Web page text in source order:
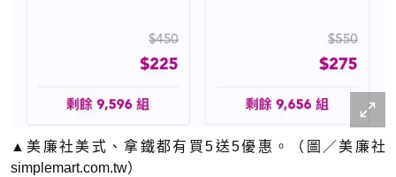
▲美廉社美式、拿鐵都有買5送5優惠。（圖／美廉社
simplemart.com.tw）